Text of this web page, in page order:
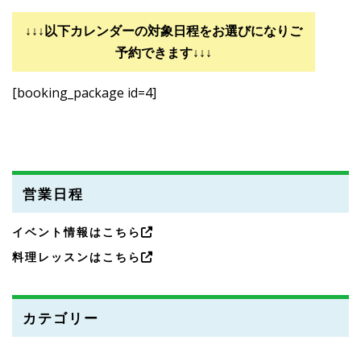
↓↓↓以下カレンダーの対象日程をお選びになりご
予約できます↓↓↓
[booking_package id=4]
営業日程
イベント情報はこちら
料理レッスンはこちら
カテゴリー